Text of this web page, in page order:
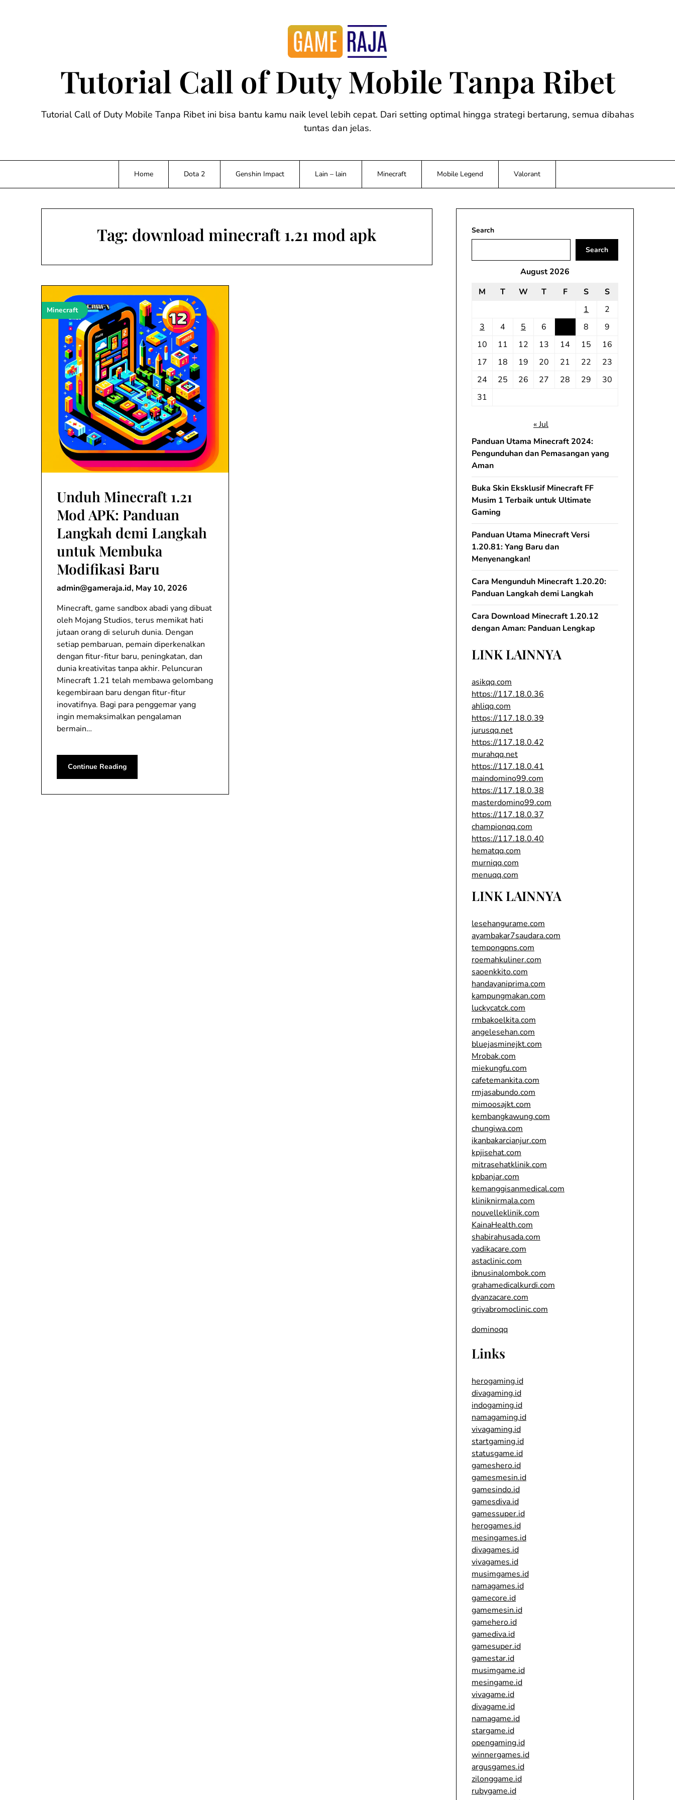
Tutorial Call of Duty Mobile Tanpa Ribet
Tutorial Call of Duty Mobile Tanpa Ribet ini bisa bantu kamu naik level lebih cepat. Dari setting optimal hingga strategi bertarung, semua dibahas
tuntas dan jelas.
Home Dota 2 Genshin Impact Lain – lain Minecraft Mobile Legend Valorant
Tag: download minecraft 1.21 mod apk
Minecraft
Unduh Minecraft 1.21
Mod APK: Panduan
Langkah demi Langkah
untuk Membuka
Modifikasi Baru
admin@gameraja.id, May 10, 2026
Minecraft, game sandbox abadi yang dibuat
oleh Mojang Studios, terus memikat hati
jutaan orang di seluruh dunia. Dengan
setiap pembaruan, pemain diperkenalkan
dengan fitur-fitur baru, peningkatan, dan
dunia kreativitas tanpa akhir. Peluncuran
Minecraft 1.21 telah membawa gelombang
kegembiraan baru dengan fitur-fitur
inovatifnya. Bagi para penggemar yang
ingin memaksimalkan pengalaman
bermain…
Continue Reading
Search
Search
August 2026
M
T W T F S
S
1
2
3
4 5 6 8
9
10
11 12 13 14 15
16
17
18 19 20 21 22
23
24
25 26 27 28 29
30
31
« Jul
Panduan Utama Minecraft 2024:
Pengunduhan dan Pemasangan yang
Aman
Buka Skin Eksklusif Minecraft FF
Musim 1 Terbaik untuk Ultimate
Gaming
Panduan Utama Minecraft Versi
1.20.81: Yang Baru dan
Menyenangkan!
Cara Mengunduh Minecraft 1.20.20:
Panduan Langkah demi Langkah
Cara Download Minecraft 1.20.12
dengan Aman: Panduan Lengkap
LINK LAINNYA
asikqq.com
https://117.18.0.36
ahliqq.com
https://117.18.0.39
jurusqq.net
https://117.18.0.42
murahqq.net
https://117.18.0.41
maindomino99.com
https://117.18.0.38
masterdomino99.com
https://117.18.0.37
championqq.com
https://117.18.0.40
hematqq.com
murniqq.com
menuqq.com
LINK LAINNYA
lesehangurame.com
ayambakar7saudara.com
tempongpns.com
roemahkuliner.com
saoenkkito.com
handayaniprima.com
kampungmakan.com
luckycatck.com
rmbakoelkita.com
angelesehan.com
bluejasminejkt.com
Mrobak.com
miekungfu.com
cafetemankita.com
rmjasabundo.com
mimoosajkt.com
kembangkawung.com
chungiwa.com
ikanbakarcianjur.com
kpjisehat.com
mitrasehatklinik.com
kpbanjar.com
kemanggisanmedical.com
kliniknirmala.com
nouvelleklinik.com
KainaHealth.com
shabirahusada.com
yadikacare.com
astaclinic.com
ibnusinalombok.com
grahamedicalkurdi.com
dyanzacare.com
griyabromoclinic.com
dominoqq
Links
herogaming.id
divagaming.id
indogaming.id
namagaming.id
vivagaming.id
startgaming.id
statusgame.id
gameshero.id
gamesmesin.id
gamesindo.id
gamesdiva.id
gamessuper.id
herogames.id
mesingames.id
divagames.id
vivagames.id
musimgames.id
namagames.id
gamecore.id
gamemesin.id
gamehero.id
gamediva.id
gamesuper.id
gamestar.id
musimgame.id
mesingame.id
vivagame.id
divagame.id
namagame.id
stargame.id
opengaming.id
winnergames.id
argusgames.id
zilonggame.id
rubygame.id